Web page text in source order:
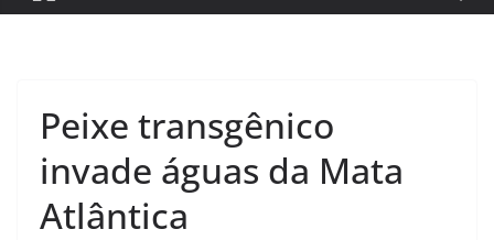
Peixe transgênico
invade águas da Mata
Atlântica